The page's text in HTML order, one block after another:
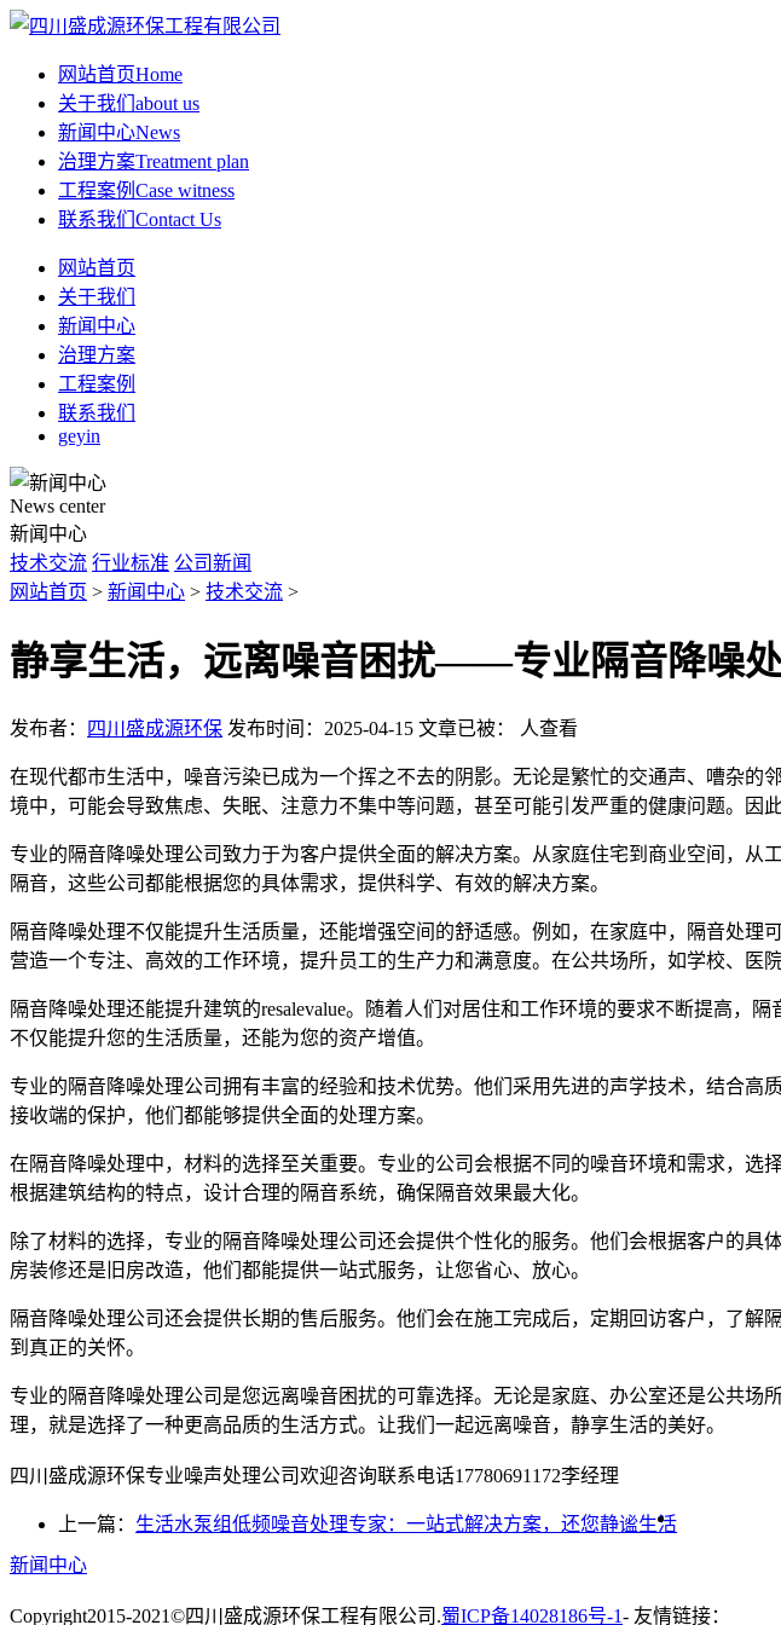
网站首页Home
关于我们 about us
新闻中心News
治理方案Treatment plan
工程案例 Case witness
联系我们 Contact Us
网站首页
关于我们
新闻中心
治理方案
工程案例
联系我们
geyin
News center
新闻中心
技术交流 行业标准 公司新闻
网站首页 > 新闻中心 > 技术交流 >
静享生活，远离噪音困扰——专业隔音降噪
发布者： 四川盛成源环保 发布时间：2025-04-15 文章已被： 人查看
在现代都市生活中，噪音污染已成为一个挥之不去的阴影。无论是繁忙的交通声、嘈杂
境中，可能会导致焦虑、失眠、注意力不集中等问题，甚至可能引发严重的健康问题。因
专业的隔音降噪处理公司致力于为客户提供全面的解决方案。从家庭住宅到商业空间，
隔音，这些公司都能根据您的具体需求，提供科学、有效的解决方案。
隔音降噪处理不仅能提升生活质量，还能增强空间的舒适感。例如，在家庭中，隔音处
营造一个专注、高效的工作环境，提升员工的生产力和满意度。在公共场所，如学校、医
隔音降噪处理还能提升建筑的resalevalue。随着人们对居住和工作环境的要求不断提高，
不仅能提升您的生活质量，还能为您的资产增值。
专业的隔音降噪处理公司拥有丰富的经验和技术优势。他们采用先进的声学技术，结合
接收端的保护，他们都能够提供全面的处理方案。
在隔音降噪处理中，材料的选择至关重要。专业的公司会根据不同的噪音环境和需求，
根据建筑结构的特点，设计合理的隔音系统，确保隔音效果最大化。
除了材料的选择，专业的隔音降噪处理公司还会提供个性化的服务。他们会根据客户的
房装修还是旧房改造，他们都能提供一站式服务，让您省心、放心。
隔音降噪处理公司还会提供长期的售后服务。他们会在施工完成后，定期回访客户，了
到真正的关怀。
专业的隔音降噪处理公司是您远离噪音困扰的可靠选择。无论是家庭、办公室还是公共
理，就是选择了一种更高品质的生活方式。让我们一起远离噪音，静享生活的美好。
四川盛成源环保专业噪声处理公司欢迎咨询联系电话17780691172李经理
上一篇： 生活水泵组低频噪音处理专家：一站式解决方案，还您静谧生活
新闻中心
Copyright2015-2021©四川盛成源环保工程有限公司.蜀ICP备14028186号-1- 友情链接：